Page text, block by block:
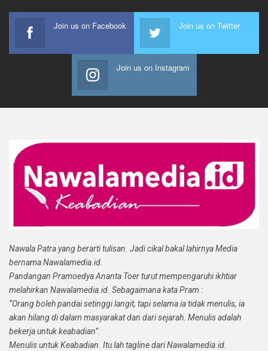
Join us on Facebook Join us on Twitter
Join us on Instagram
Nawala Patra yang berarti tulisan. Jadi cikal bakal lahirnya Media
bernama Nawalamedia.id.
Pandangan Pramoedya Ananta Toer turut mempengaruhi ikhtiar
melahirkan Nawalamedia.id. Sebagaimana kata Pram :
“Orang boleh pandai setinggi langit, tapi selama ia tidak menulis, ia
akan hilang di dalam masyarakat dan dari sejarah. Menulis adalah
bekerja untuk keabadian”.
Menulis untuk Keabadian. Itu lah tagline dari Nawalamedia.id.